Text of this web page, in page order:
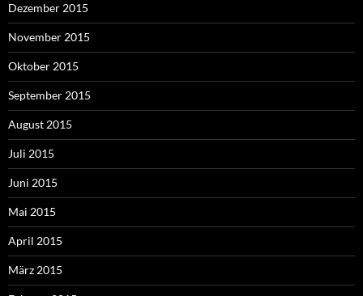
Dezember 2015
November 2015
Oktober 2015
September 2015
August 2015
Juli 2015
Juni 2015
Mai 2015
April 2015
März 2015